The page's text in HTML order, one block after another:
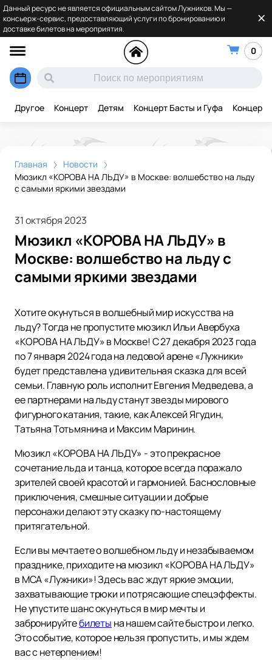
Данный ресурс не является официальным сайтом Лужников. Мы —
консьерж-сервис, предоставляющий услуги по бронированию и
доставке билетов на мероприятия.
0
Другое Концерт Детям Концерт Басты и Гуфа Концерт
Главная
Новости
Мюзикл «КОРОВА НА ЛЬДУ» в Москве: волшебство на льду
с самыми яркими звездами
31 октября 2023
Мюзикл «КОРОВА НА ЛЬДУ» в
Москве: волшебство на льду с
самыми яркими звездами
Хотите окунуться в волшебный мир искусства на
льду? Тогда не пропустите мюзикл Ильи Авербуха
«КОРОВА НА ЛЬДУ» в Москве! С 27 декабря 2023 года
по 7 января 2024 года на ледовой арене «Лужники»
будет представлена удивительная сказка для всей
семьи. Главную роль исполнит Евгения Медведева, а
ее партнерами на льду станут звезды мирового
фигурного катания, такие, как Алексей Ягудин,
Татьяна Тотьмянина и Максим Маринин.
Мюзикл «КОРОВА НА ЛЬДУ» - это прекрасное
сочетание льда и танца, которое всегда поражало
зрителей своей красотой и гармонией. Баснословные
приключения, смешные ситуации и добрые
персонажи делают эту сказку по-настоящему
притягательной.
Если вы мечтаете о волшебном льду и незабываемом
празднике, приходите на мюзикл «КОРОВА НА ЛЬДУ»
в МСА «Лужники»! Здесь вас ждут яркие эмоции,
захватывающие трюки и потрясающие спецэффекты.
Не упустите шанс окунуться в мир мечты и
забронируйтебилеты на нашем сайте быстро и легко.
Это событие, которое нельзя пропустить, и мы ждем
вас с нетерпением!